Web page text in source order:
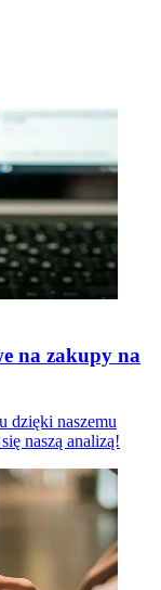
na zakupy na
dzięki naszemu
naszą analizą!